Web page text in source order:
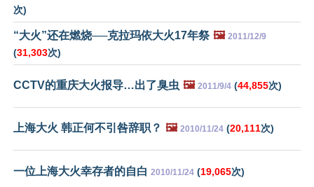
次)
“大火”还在燃烧──克拉玛依大火17年祭 🖼️ 2011/12/9
(31,303次)
CCTV的重庆大火报导…出了臭虫 🖼️ 2011/9/4 (44,855次)
上海大火 韩正何不引咎辞职？ 🖼️ 2010/11/24 (20,111次)
一位上海大火幸存者的自白 2010/11/24 (19,065次)